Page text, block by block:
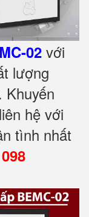
02 với
lượng
hệ với
tình nhất